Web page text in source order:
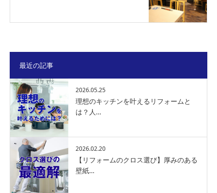
最近の記事
2026.05.25
理想のキッチンを叶えるリフォームと
は？人…
2026.02.20
【リフォームのクロス選び】厚みのある
壁紙…